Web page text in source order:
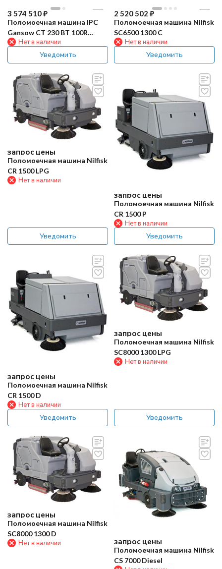
3 574 510₽
Поломоечная машина IPC
Gansow CT 230 BT 100R
SweepНет в наличии
Уведомить
2 520 502 ₽
Поломоечная машина Nilfisk
SC6500 1300 C
Нет в наличии
Уведомить
запрос цены
Поломоечная машина Nilfisk
CR 1500 LPG
Нет в наличии
Уведомить
запрос цены
Поломоечная машина Nilfisk
CR 1500 P
Нет в наличии
Уведомить
запрос цены
Поломоечная машина Nilfisk
CR 1500 D
Нет в наличии
Уведомить
запрос цены
Поломоечная машина Nilfisk
SC8000 1300 LPG
Нет в наличии
Уведомить
запрос цены
Поломоечная машина Nilfisk
SC8000 1300 D
Нет в наличии запрос цены
Поломоечная машина Nilfisk
CS 7000 Diesel